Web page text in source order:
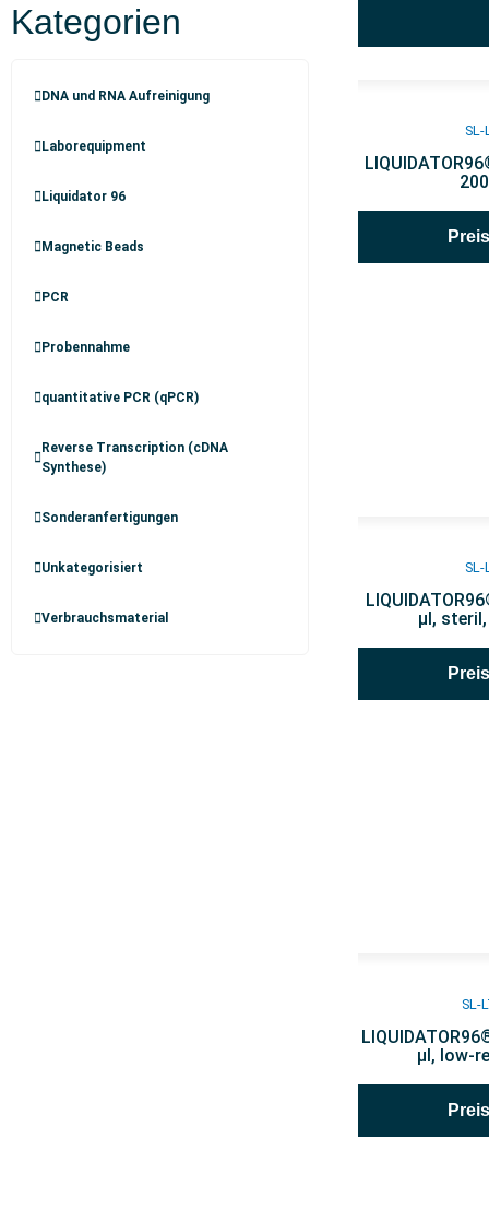
Kategorien
DNA und RNA Aufreinigung
Laborequipment
Liquidator 96
Magnetic Beads
PCR
Probennahme
quantitative PCR (qPCR)
Reverse Transcription (cDNA
Synthese)
Sonderanfertigungen
Unkategorisiert
Verbrauchsmaterial
SL-
SL-
µl,
SL-
µl, low-